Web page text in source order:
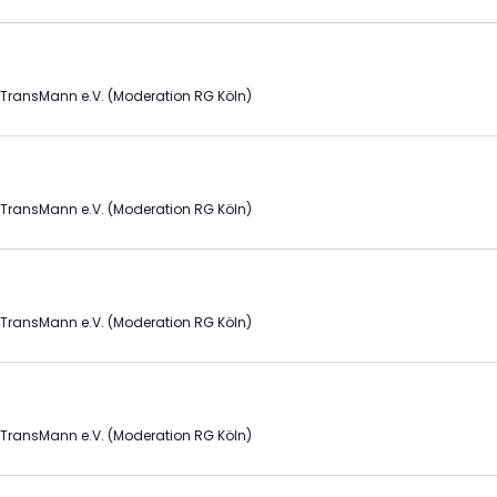
e
a
s
a
t
e
n
t
t
e.V. (Moderation RG Köln)
e.V. (Moderation RG Köln)
e.V. (Moderation RG Köln)
e.V. (Moderation RG Köln)